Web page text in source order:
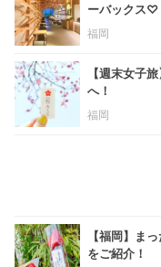
ーバックス♡
福岡
【週末女子
へ！
福岡
【福岡】ま
をご紹介！